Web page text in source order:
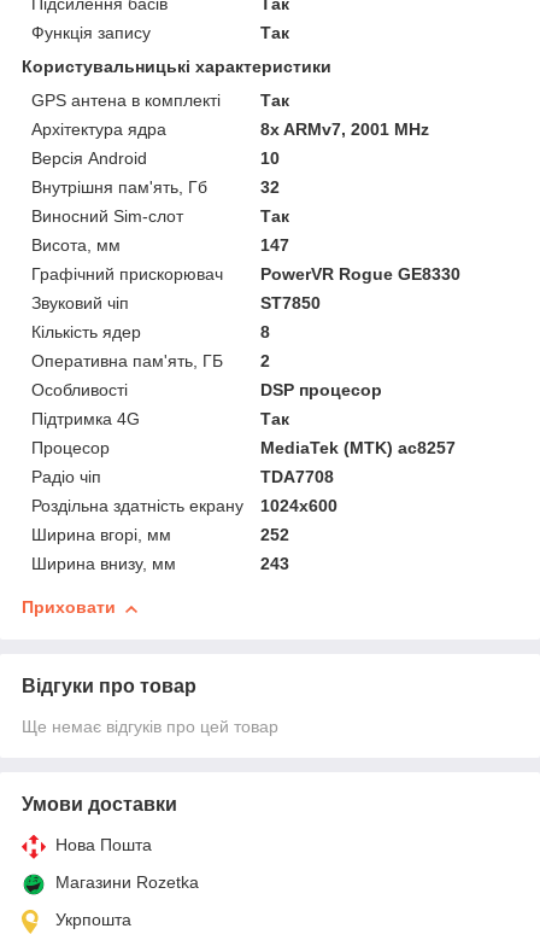
Підсилення басів
Так
Функція запису
Так
Користувальницькі характеристики
GPS антена в комплекті
Так
Архітектура ядра
8x ARMv7, 2001 MHz
Версія Android
10
Внутрішня пам'ять, Гб
32
Виносний Sim-слот
Так
Висота, мм
147
Графічний прискорювач
PowerVR Rogue GE8330
Звуковий чіп
ST7850
Кількість ядер
8
Оперативна пам'ять, ГБ
2
Особливості
DSP процесор
Підтримка 4G
Так
Процесор
MediaTek (MTK) ac8257
Радіо чіп
TDA7708
Роздільна здатність екрану
1024х600
Ширина вгорі, мм
252
Ширина внизу, мм
243
Приховати
Відгуки про товар
Ще немає відгуків про цей товар
Умови доставки
Нова Пошта
Магазини Rozetka
Укрпошта